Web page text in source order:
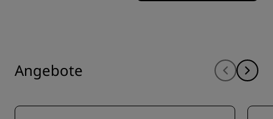
Angebote